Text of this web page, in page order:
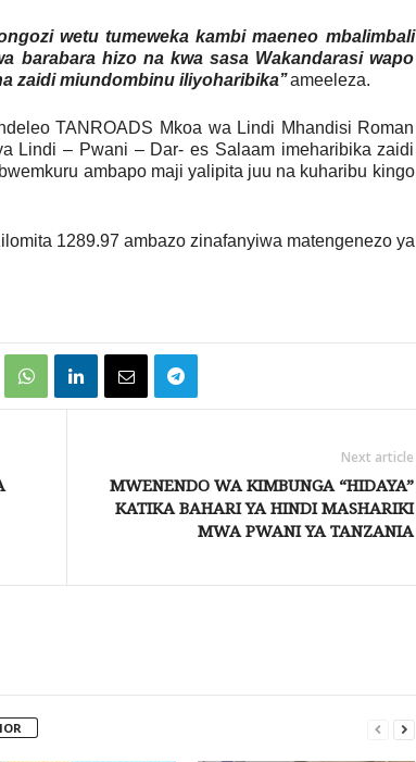
wetu tumeweka kambi maeneo mbalimbali
barabara hizo na kwa sasa Wakandarasi wapo
zaidi miundombinu iliyoharibika’’ameeleza.
TANROADS Mkoa wa Lindi Mhandisi Roman
Lindi – Pwani – Dar- es Salaam imeharibika zaidi
ambapo maji yalipita juu na kuharibu kingo
1289.97 ambazo zinafanyiwa matengenezo ya
Next article
MWENENDO WA KIMBUNGA “HIDAYA”
KATIKA BAHARI YA HINDI MASHARIKI
MWA PWANI YA TANZANIA